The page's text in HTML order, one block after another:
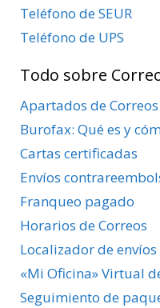
Teléfono de SEUR
Teléfono de UPS
Todo sobre
Apartados de Correos
Burofax: Qué es y
Cartas certificadas
Envíos
Franqueo pagado
Horarios de Correos
Localizador de envíos
«Mi Oficina» Virtual
Seguimiento de